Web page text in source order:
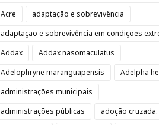
Acre
adaptação e sobrevivência
adaptação e sobrevivência em condições
Addax
Addax nasomaculatus
Adelophryne maranguapensis
Adelpha
administrações municipais
administrações públicas
adoção cruzada.